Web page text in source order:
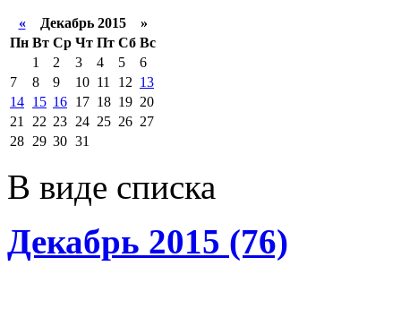
«Декабрь 2015 »
Пн Вт Ср Чт Пт Сб Вс
1
2 3 4 5
6
7
8 9 10 11 12 13
14 15 16 17 18 19 20
21
22 23 24 25 26 27
28 29 30 31
В виде списка
Декабрь 2015 (76)